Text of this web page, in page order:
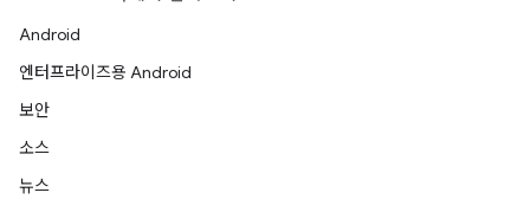
Android
엔터프라이즈용 Android
보안
소스
뉴스